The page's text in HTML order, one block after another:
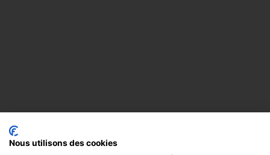
Nous utilisons des cookies